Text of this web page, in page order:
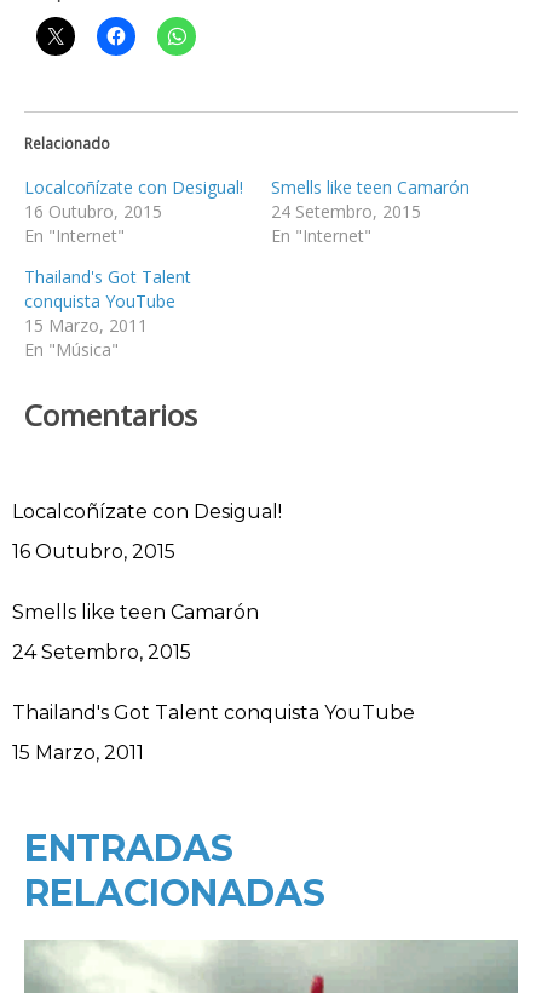
Relacionado
Localcoñízate con Desigual!
16 Outubro, 2015
En "Internet"
Smells like teen Camarón
24 Setembro, 2015
En "Internet"
Thailand's Got Talent
conquista YouTube
15 Marzo, 2011
En "Música"
Comentarios
Localcoñízate con Desigual!
Data
16 Outubro, 2015
Smells like teen Camarón
Data
24 Setembro, 2015
Thailand's Got Talent conquista YouTube
Data
15 Marzo, 2011
ENTRADAS
RELACIONADAS